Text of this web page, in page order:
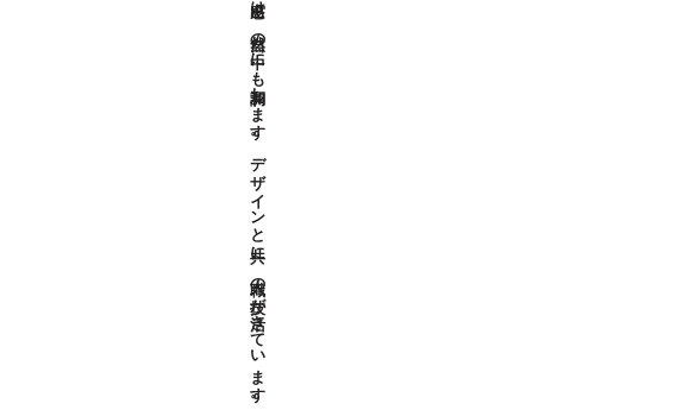
焼き杉の外壁に白い漆喰仕上げの出窓は、自然の中にも調和します。デザインと共に、職人の技が活きています。